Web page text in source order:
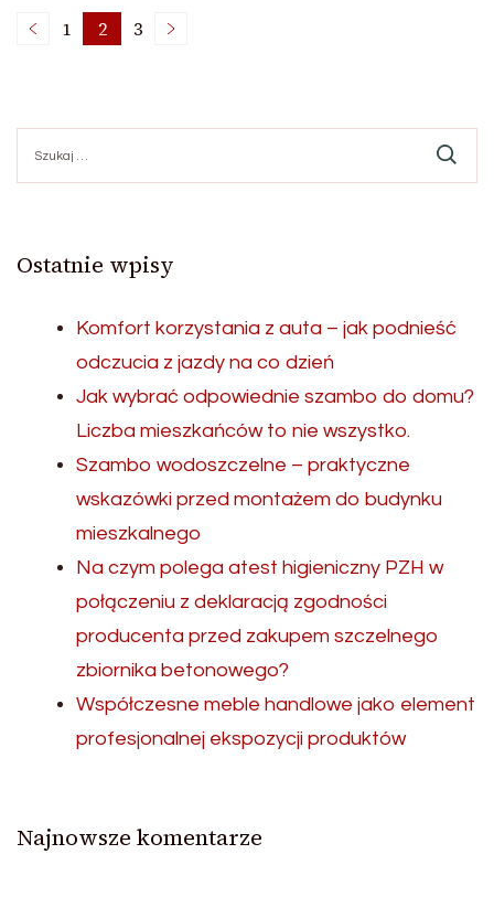
Stronicowanie
wpisów
Strona
1 Strona
2 Strona
3
Ostatnie wpisy
Komfort korzystania z auta – jak podnieść
odczucia z jazdy na co dzień
Jak wybrać odpowiednie szambo do domu?
Liczba mieszkańców to nie wszystko.
Szambo wodoszczelne – praktyczne
wskazówki przed montażem do budynku
mieszkalnego
Na czym polega atest higieniczny PZH w
połączeniu z deklaracją zgodności
producenta przed zakupem szczelnego
zbiornika betonowego?
Współczesne meble handlowe jako element
profesjonalnej ekspozycji produktów
Najnowsze komentarze